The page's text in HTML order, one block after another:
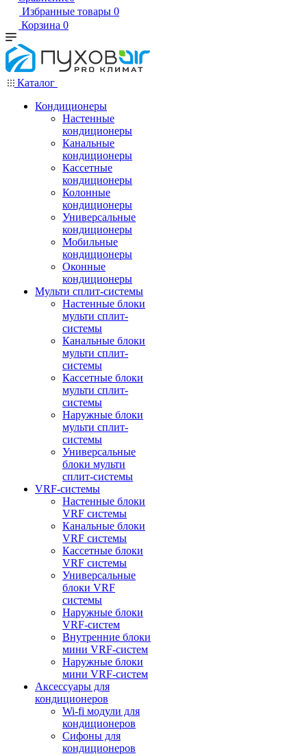
Избранные товары 0
Корзина 0
Каталог
Кондиционеры
Настенные
кондиционеры
Канальные
кондиционеры
Кассетные
кондиционеры
Колонные
кондиционеры
Универсальные
кондиционеры
Мобильные
кондиционеры
Оконные
кондиционеры
Мульти сплит-системы
Настенные блоки
мульти сплит-
системы
Канальные блоки
мульти сплит-
системы
Кассетные блоки
мульти сплит-
системы
Наружные блоки
мульти сплит-
системы
Универсальные
блоки мульти
сплит-системы
VRF-системы
Настенные блоки
VRF системы
Канальные блоки
VRF системы
Кассетные блоки
VRF системы
Универсальные
блоки VRF
системы
Наружные блоки
VRF-систем
Внутренние блоки
мини VRF-систем
Наружные блоки
мини VRF-систем
Аксессуары для
кондиционеров
Wi-fi модули для
кондиционеров
Сифоны для
кондиционеров